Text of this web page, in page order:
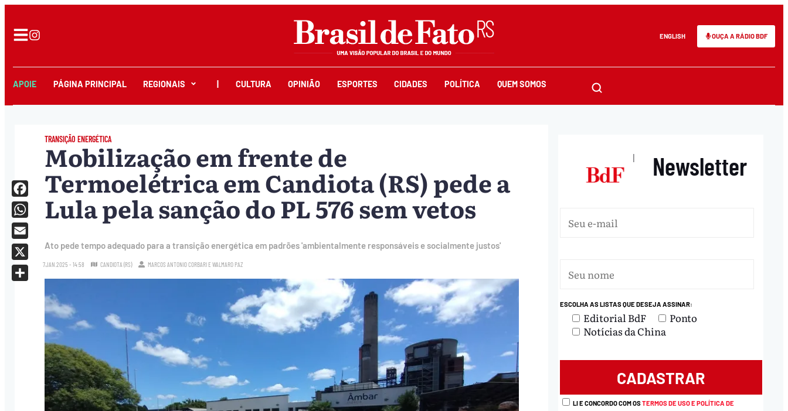
ENGLISH OUÇA A RÁDIO BDF
APOIE PÁGINA PRINCIPAL REGIONAIS CULTURA OPINIÃO ESPORTES CIDADES POLÍTICA QUEM SOMOS
TRANSIÇÃO ENERGÉTICA
Mobilização em frente de
Termoelétrica em Candiota (RS) pede a
Lula pela sanção do PL 576 sem vetos
Ato pede tempo adequado para a transição energética em padrões 'ambientalmente responsáveis e socialmente justos'
7.JAN.2025 - 14:58 CANDIOTA (RS) MARCOS ANTONIO CORBARI EWALMARO PAZ
Facebook
WhatsApp
Email
X
| Newsletter
ESCOLHA AS LISTAS QUE DESEJA ASSINAR:
Editorial BdF
Ponto
Notícias da China
LI E CONCORDO COM OSTERMOS DE USO E POLÍTICA DE